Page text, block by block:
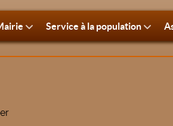
Service à la population